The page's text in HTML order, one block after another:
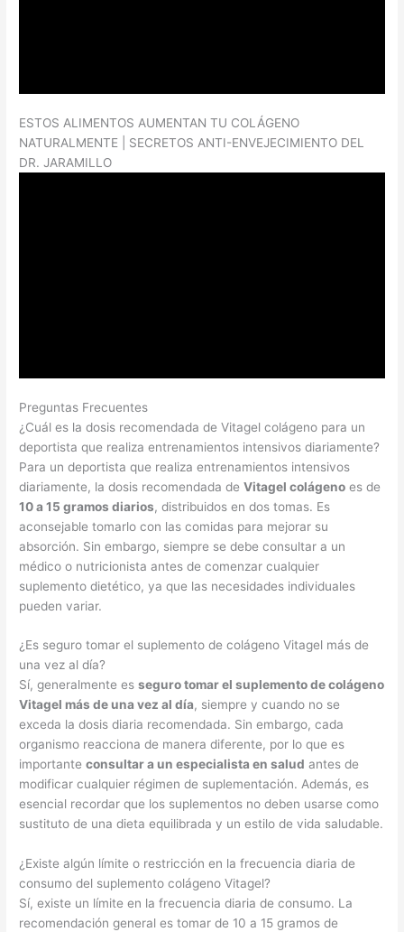
ESTOS ALIMENTOS AUMENTAN TU COLÁGENO
NATURALMENTE | SECRETOS ANTI-ENVEJECIMIENTO DEL
DR. JARAMILLO
Preguntas Frecuentes
¿Cuál es la dosis recomendada de Vitagel colágeno para un
deportista que realiza entrenamientos intensivos diariamente?
Para un deportista que realiza entrenamientos intensivos
diariamente, la dosis recomendada deVitagel colágeno es de
10 a 15 gramos diarios, distribuidos en dos tomas. Es
aconsejable tomarlo con las comidas para mejorar su
absorción. Sin embargo, siempre se debe consultar a un
médico o nutricionista antes de comenzar cualquier
suplemento dietético, ya que las necesidades individuales
pueden variar.
¿Es seguro tomar el suplemento de colágeno Vitagel más de
una vez al día?
Sí, generalmente esseguro tomar el suplemento de colágeno
Vitagel más de una vez al día, siempre y cuando no se
exceda la dosis diaria recomendada. Sin embargo, cada
organismo reacciona de manera diferente, por lo que es
importanteconsultar a un especialista en salud antes de
modificar cualquier régimen de suplementación. Además, es
esencial recordar que los suplementos no deben usarse como
sustituto de una dieta equilibrada y un estilo de vida saludable.
¿Existe algún límite o restricción en la frecuencia diaria de
consumo del suplemento colágeno Vitagel?
Sí, existe un límite en la frecuencia diaria de consumo. La
recomendación general es tomar de 10 a 15 gramos de